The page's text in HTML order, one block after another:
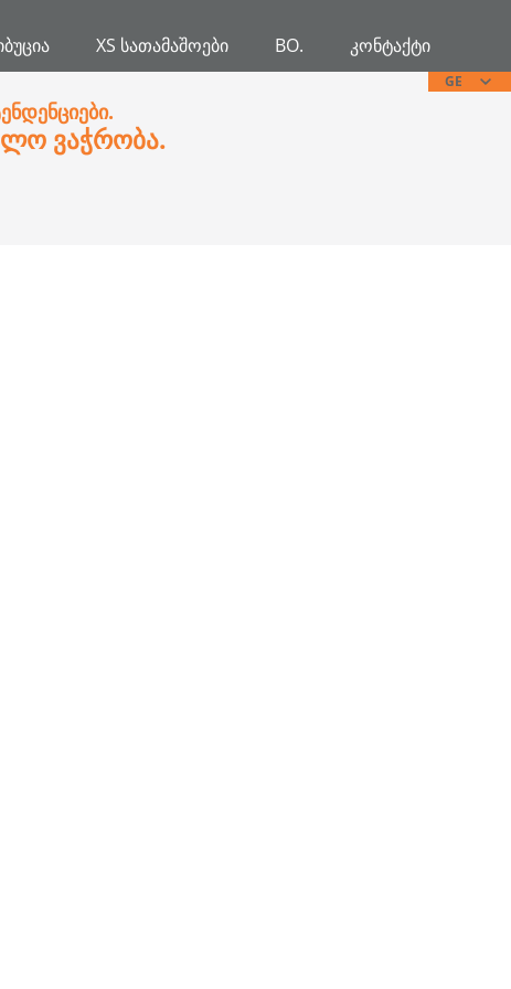
XS ᲡᲐᲗᲐᲛᲐᲨᲝᲔᲑᲘ BO. ᲙᲝᲜᲢᲐᲥᲢᲘ
GE
ვაჭრობა.